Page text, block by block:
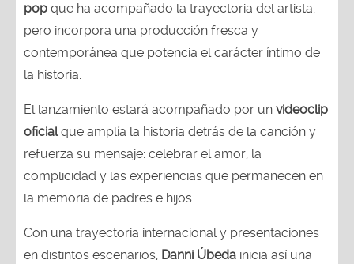
pop que ha acompañado la trayectoria del artista,
pero incorpora una producción fresca y
contemporánea que potencia el carácter íntimo de
la historia.
El lanzamiento estará acompañado por un videoclip
oficialque amplía la historia detrás de la canción y
refuerza su mensaje: celebrar el amor, la
complicidad y las experiencias que permanecen en
la memoria de padres e hijos.
Con una trayectoria internacional y presentaciones
en distintos escenarios, Danni Úbeda inicia así una